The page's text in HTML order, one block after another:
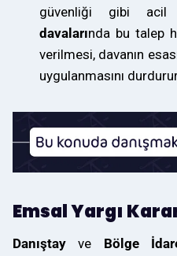
güvenliği gibi
davalarında bu talep
verilmesi, davanın
uygulanmasını
Emsal Yargı
Danıştayve Bölge